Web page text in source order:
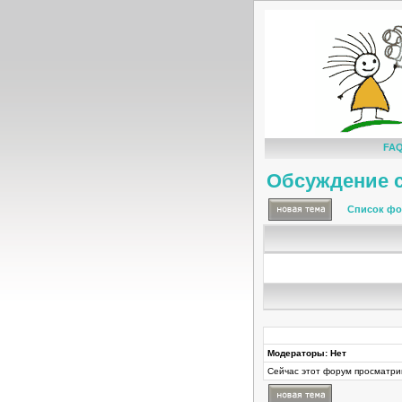
FAQ
Обсуждение
Список
Модераторы: Нет
Сейчас этот форум